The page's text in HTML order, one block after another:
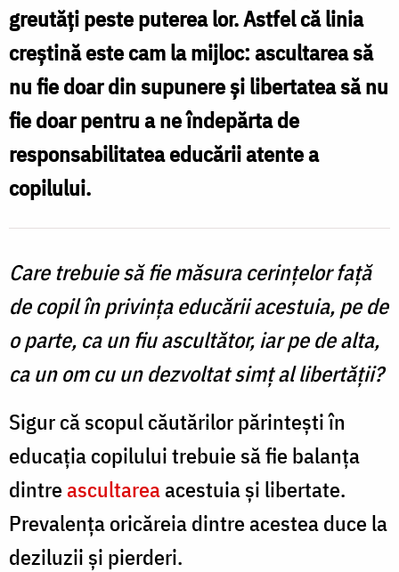
Foto:
Oana
Nechifor
greutăţi peste puterea lor. Astfel că linia
creştină este cam la mijloc: ascultarea să
nu fie doar din supunere şi libertatea să nu
fie doar pentru a ne îndepărta de
responsabilitatea educării atente a
copilului.
Care trebuie să fie măsura cerinţelor faţă
de copil în privinţa educării acestuia, pe de
o parte, ca un fiu ascultător, iar pe de alta,
ca un om cu un dezvoltat simţ al libertăţii?
Sigur că scopul căutărilor părinteşti în
educaţia copilului trebuie să fie balanţa
dintreascultareaacestuia şi libertate.
Prevalenţa oricăreia dintre acestea duce la
deziluzii şi pierderi.